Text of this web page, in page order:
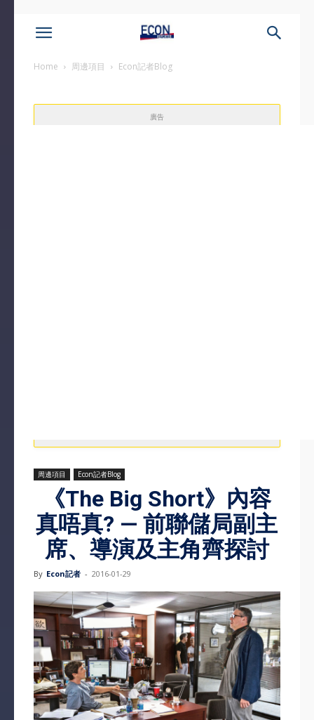
Home 周邊項目 Econ記者Blog
廣告
周邊項目 Econ記者Blog
《The Big Short》內容
真唔真? — 前聯儲局副主
席、導演及主角齊探討
By Econ記者 - 2016-01-29